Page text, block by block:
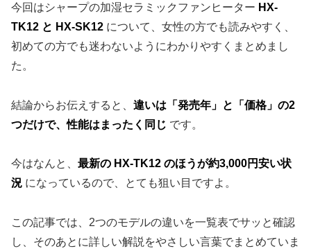
今回はシャープの加湿セラミックファンヒーター HX-
TK12 と HX-SK12 について、女性の方でも読みやすく、
初めての方でも迷わないようにわかりやすくまとめまし
た。
結論からお伝えすると、 違いは「発売年」と「価格」の2
つだけで、性能はまったく同じ です。
今はなんと、 最新の HX-TK12 のほうが約3,000円安い状
況 になっているので、とても狙い目ですよ。
この記事では、2つのモデルの違いを一覧表でサッと確認
し、そのあとに詳しい解説をやさしい言葉でまとめていま